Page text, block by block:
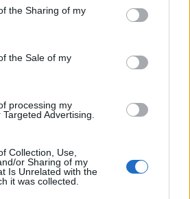
usage behaviour. You may click to
Google and its third-party tags to
specified purposes in below Google
the Sharing of my
the Sale of my
processing my
Advertising.
Collection, Use,
or Sharing of my
Is Unrelated with the
it was collected.
ότι οι μετρήσεις
σε πραγματικούς σεισμούς,
εργαλείο
ενέργειας που μεταφέρεται
ανθρώπινες
ένταση που
των Metallica